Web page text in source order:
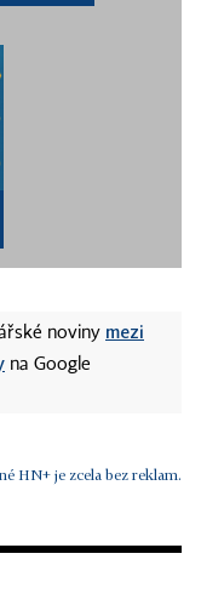
noviny mezi
na Google
HN+ je zcela bez reklam.